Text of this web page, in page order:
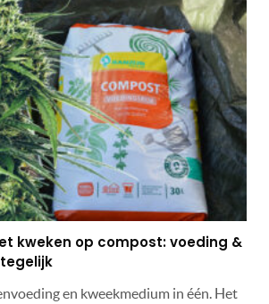
kweken op compost: voeding &
en kweekmedium in één. Het